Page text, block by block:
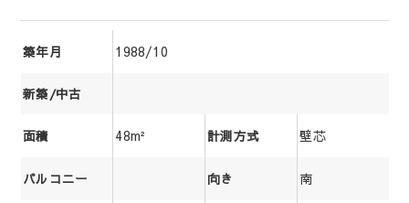
築年月 1988/10
新築/中古
面積 48m² 計測方式 壁芯
バルコニー 向き 南